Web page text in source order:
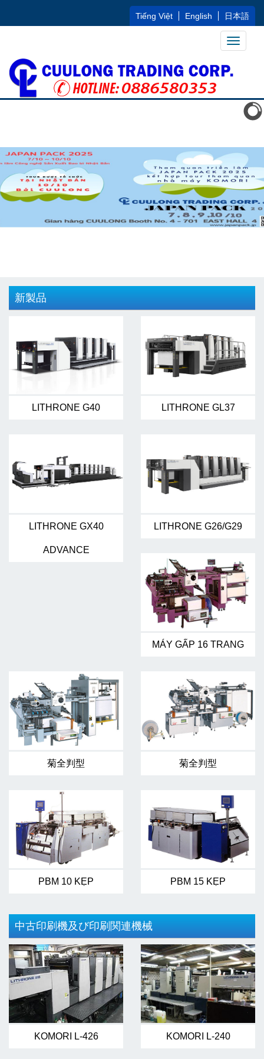
Tiếng Việt English 日本語
Toggle
新製品
LITHRONE G40 LITHRONE GL37
LITHRONE GX40
ADVANCE
LITHRONE G26/G29
MÁY GẤP 16 TRANG
菊全判型 菊全判型
PBM 10 KẸP PBM 15 KẸP
中古印刷機及び印刷関連機械
KOMORI L-426 KOMORI L-240